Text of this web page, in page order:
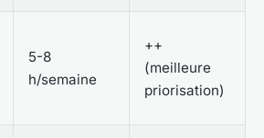
5-8
h/semaine
++
(meilleure
priorisation)